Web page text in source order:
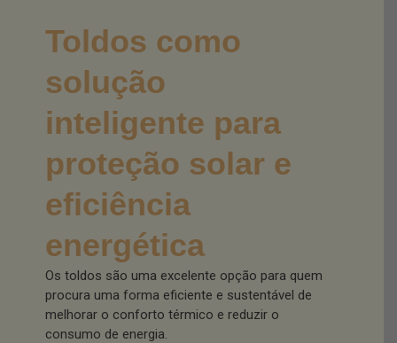
Toldos como
solução
inteligente para
proteção solar e
eficiência
energética
Os toldos são uma excelente opção para quem
procura uma forma eficiente e sustentável de
melhorar o conforto térmico e reduzir o
consumo de energia.